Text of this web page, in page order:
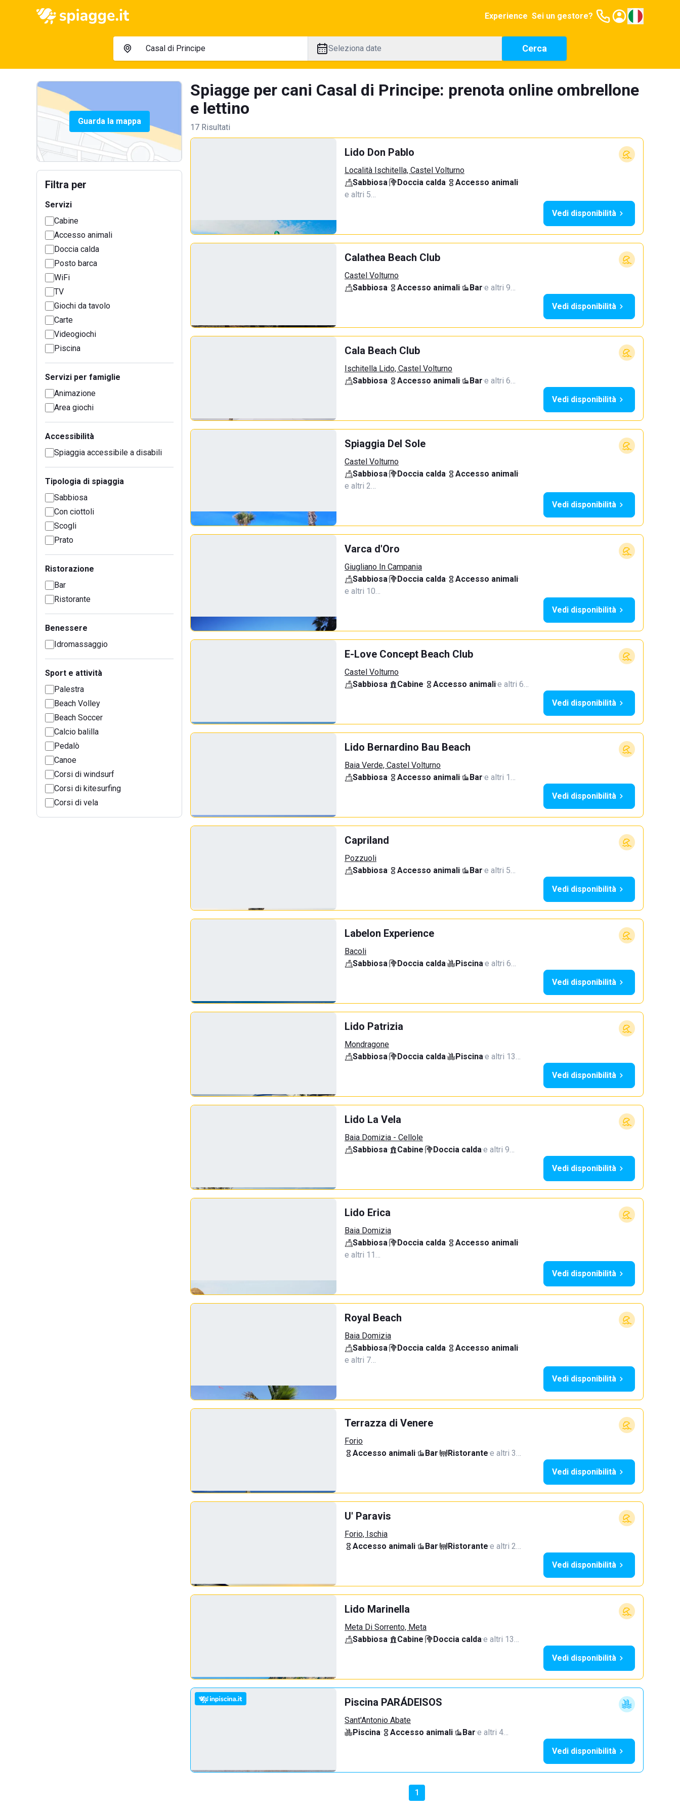
Experience Sei un gestore?
Seleziona date Cerca
Guarda la mappa
Filtra per
Servizi
Cabine
Accesso animali
Doccia calda
Posto barca
WiFi
TV
Giochi da tavolo
Carte
Videogiochi
Piscina
Servizi per famiglie
Animazione
Area giochi
Accessibilità
Spiaggia accessibile a disabili
Tipologia di spiaggia
Sabbiosa
Con ciottoli
Scogli
Prato
Ristorazione
Bar
Ristorante
Benessere
Idromassaggio
Sport e attività
Palestra
Beach Volley
Beach Soccer
Calcio balilla
Pedalò
Canoe
Corsi di windsurf
Corsi di kitesurfing
Corsi di vela
Spiagge per cani Casal di Principe: prenota online ombrellone
e lettino
17 Risultati
Lido Don Pablo
Località Ischitella, Castel Volturno
Sabbiosa· Doccia calda· Accesso animali·
e altri 5…
Vedi disponibilità
Calathea Beach Club
Castel Volturno
Sabbiosa· Accesso animali· Bar·e altri 9…
Vedi disponibilità
Cala Beach Club
Ischitella Lido, Castel Volturno
Sabbiosa· Accesso animali· Bar·e altri 6…
Vedi disponibilità
Spiaggia Del Sole
Castel Volturno
Sabbiosa· Doccia calda· Accesso animali·
e altri 2…
Vedi disponibilità
Varca d'Oro
Giugliano In Campania
Sabbiosa· Doccia calda· Accesso animali·
e altri 10…
Vedi disponibilità
E-Love Concept Beach Club
Castel Volturno
Sabbiosa· Cabine· Accesso animali·e altri 6…
Vedi disponibilità
Lido Bernardino Bau Beach
Baia Verde, Castel Volturno
Sabbiosa· Accesso animali· Bar·e altri 1…
Vedi disponibilità
Capriland
Pozzuoli
Sabbiosa· Accesso animali· Bar·e altri 5…
Vedi disponibilità
Labelon Experience
Bacoli
Sabbiosa· Doccia calda· Piscina·e altri 6…
Vedi disponibilità
Lido Patrizia
Mondragone
Sabbiosa· Doccia calda· Piscina·e altri 13…
Vedi disponibilità
Lido La Vela
Baia Domizia - Cellole
Sabbiosa· Cabine· Doccia calda·e altri 9…
Vedi disponibilità
Lido Erica
Baia Domizia
Sabbiosa· Doccia calda· Accesso animali·
e altri 11…
Vedi disponibilità
Royal Beach
Baia Domizia
Sabbiosa· Doccia calda· Accesso animali·
e altri 7…
Vedi disponibilità
Terrazza di Venere
Forio
Accesso animali· Bar· Ristorante·e altri 3…
Vedi disponibilità
U' Paravis
Forio, Ischia
Accesso animali· Bar· Ristorante·e altri 2…
Vedi disponibilità
Lido Marinella
Meta Di Sorrento, Meta
Sabbiosa· Cabine· Doccia calda·e altri 13…
Vedi disponibilità
Piscina PARÁDEISOS
Sant'Antonio Abate
Piscina· Accesso animali· Bar·e altri 4…
Vedi disponibilità
1